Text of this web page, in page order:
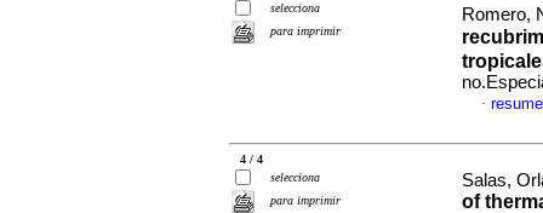
selecciona
para imprimir
Romero,
·
4 / 4
selecciona
para imprimir
Salas,
of